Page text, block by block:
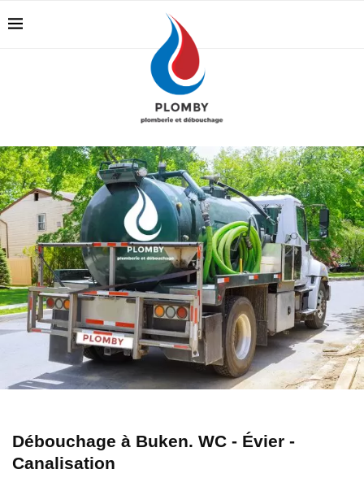
Débouchage à Buken. WC - Évier -
Canalisation